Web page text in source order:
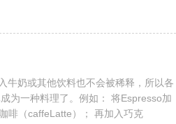
牛奶或其他饮料也不会被稀释，所以各
为一种料理了。例如： 将Espresso加
啡（caffeLatte）； 再加入巧克